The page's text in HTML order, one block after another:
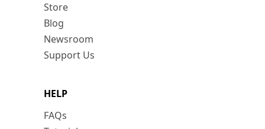
Store
Blog
Newsroom
Support Us
HELP
FAQs